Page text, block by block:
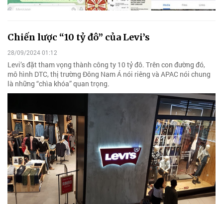
Chiến lược “10 tỷ đô” của Levi’s
28/09/2024 01:12
Levi’s đặt tham vọng thành công ty 10 tỷ đô. Trên con đường đó,
mô hình DTC, thị trường Đông Nam Á nói riêng và APAC nói chung
là những “chìa khóa” quan trọng.